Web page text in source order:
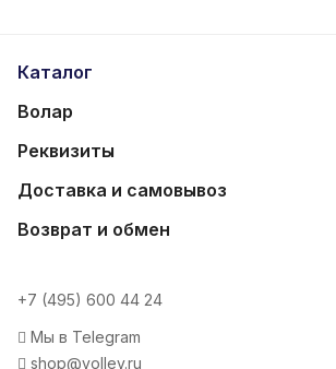
Каталог
Волар
Реквизиты
Доставка и самовывоз
Возврат и обмен
+7 (495) 600 44 24
Мы в Telegram
shop@volley.ru